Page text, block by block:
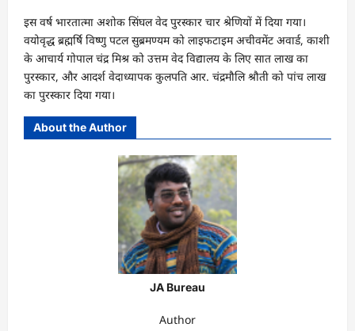
इस वर्ष भारतात्मा अशोक सिंघल वेद पुरस्कार चार श्रेणियों में दिया गया।
वयोवृद्ध ब्रह्मर्षि विष्णु पटल सुब्रमण्यम को लाइफटाइम अचीवमेंट अवार्ड, काशी
के आचार्य गोपाल चंद्र मिश्र को उत्तम वेद विद्यालय के लिए सात लाख का
पुरस्कार, और आदर्श वेदाध्यापक कुलपति आर. चंद्रमौलि श्रौती को पांच लाख
का पुरस्कार दिया गया।
About the Author
JA Bureau
Author